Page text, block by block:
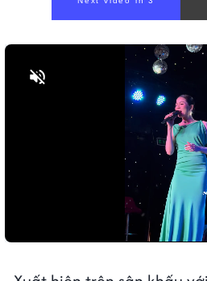
00:00/ 01:05